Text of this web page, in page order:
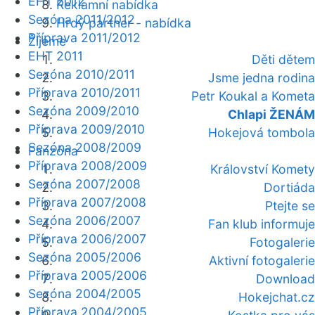
Reklamní nabídka
Hrdý partner - nabídka
Žijeme
Děti dětem
Jsme jedna rodina
Petr Koukal a Kometa
Chlapi ŽENÁM
Hokejová tombola
Fanzóna
Království Komety
Dortiáda
Ptejte se
Fan klub informuje
Fotogalerie
Aktivní fotogalerie
Download
Hokejchat.cz
Sezóna 2011/2012
Příprava 2011/2012
EHT 2011
Sezóna 2010/2011
Příprava 2010/2011
Sezóna 2009/2010
Příprava 2009/2010
Sezóna 2008/2009
Příprava 2008/2009
Sezóna 2007/2008
Příprava 2007/2008
Sezóna 2006/2007
Příprava 2006/2007
Sezóna 2005/2006
Příprava 2005/2006
Sezóna 2004/2005
Příprava 2004/2005